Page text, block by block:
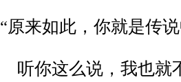
“原来如此，你就是传
听你这么说，我也就